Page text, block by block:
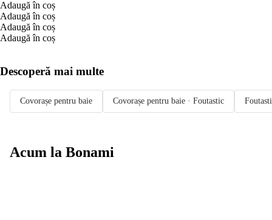
Adaugă în coș
Adaugă în coș
Adaugă în coș
Adaugă în coș
Descoperă mai multe
Covorașe pentru baie Covorașe pentru baie · Foutastic
Acum la Bonami